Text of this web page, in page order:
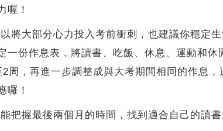
喔！
大部分心力投入考前衝刺，也建議你穩定生
一份作息表，將讀書、吃飯、休息、運動和
周，再進一步調整成與大考期間相同的作息
囉！
握最後兩個月的時間，找到適合自己的讀